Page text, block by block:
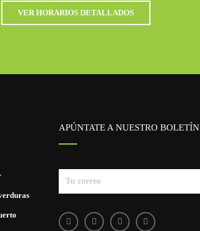
VER HORARIOS DETALLADOS
APÚNTATE A NUESTRO BOLETÍN